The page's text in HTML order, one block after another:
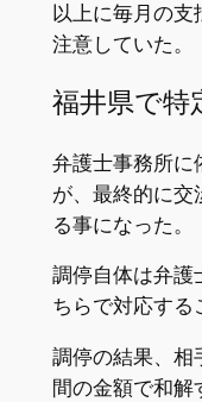
以上に毎月の支
注意していた。
福井県で特
弁護士事務所に
が、最終的に交
る事になった。
調停自体は弁護
ちらで対応する
調停の結果、相
間の金額で和解